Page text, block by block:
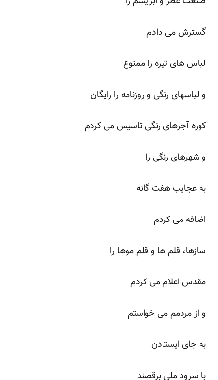
گسترش می دادم
لباس های تیره را ممنوع
و لباسهای رنگی و روزنامه را رایگان
کوره آجرهای رنگی تاسیس می کردم
و شهرهای رنگی را
به عجایب هفت گانه
اضافه می کردم
سازها، قلم ها و قلم موها را
مقدس اعلام می کردم
و از مردمم می خواستم
به جای ایستادن
با سرود ملی برقصند